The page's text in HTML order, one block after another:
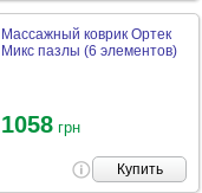
Массажный коврик Ортек
Микс пазлы (6 элементов)
1058 грн
Купить